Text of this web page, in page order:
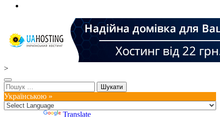
>
Пошук:
Українською »
Translate